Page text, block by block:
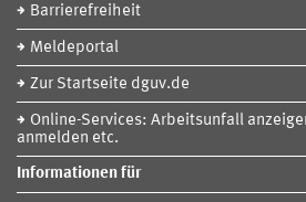
Barrierefreiheit
Meldeportal
Zur Startseite dguv.de
Online-Services: Arbeitsunfall
anmelden etc.
Informationen für